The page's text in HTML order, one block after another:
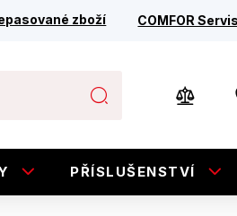
zboží COMFOR Servis
PŘÍSLUŠENSTVÍ